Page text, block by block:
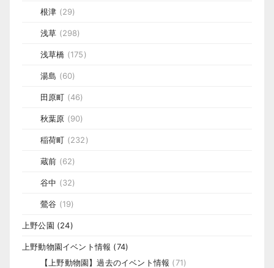
根津 (29)
浅草 (298)
浅草橋 (175)
湯島 (60)
田原町 (46)
秋葉原 (90)
稲荷町 (232)
蔵前 (62)
谷中 (32)
鶯谷 (19)
上野公園 (24)
上野動物園イベント情報 (74)
【上野動物園】過去のイベント情報 (71)